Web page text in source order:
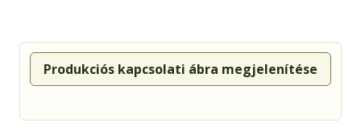
Produkciós kapcsolati ábra megjelenítése